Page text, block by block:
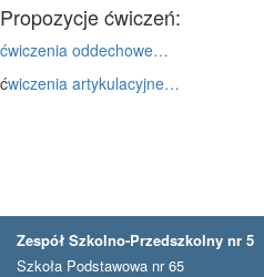
Propozycje ćwiczeń:
ćwiczenia oddechowe…
ćwiczenia artykulacyjne…
Zespół Szkolno-Przedszkolny nr 5
Szkoła Podstawowa nr 65